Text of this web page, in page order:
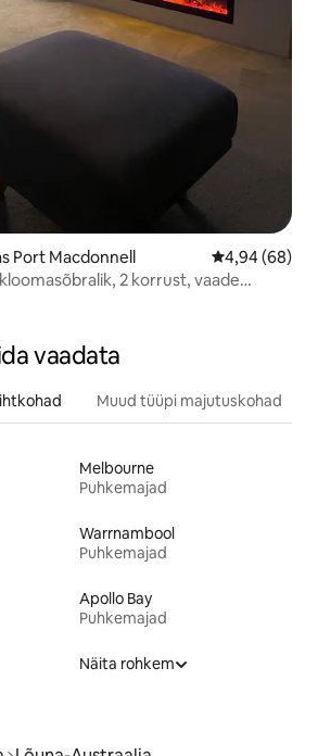
Port Macdonnell Keskmine
4,94 (68)
2 korrust, vaade
vaadata
Muud tüüpi majutuskohad
Melbourne
Puhkemajad
Warrnambool
Puhkemajad
Apollo Bay
Puhkemajad
Näita rohkem